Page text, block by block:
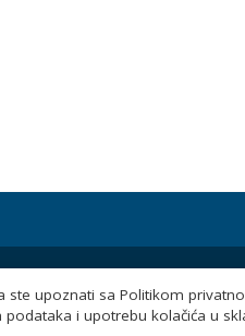
© 2026 Ministarstvo
kantona. Sva prava
upoznati sa Politikom
i upotrebu kolačića u